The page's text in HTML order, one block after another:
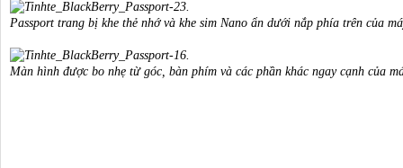
Passport trang bị khe thẻ nhớ và khe sim Nano ẩn dưới nắp phía trên của
Màn hình được bo nhẹ từ góc, bàn phím và các phần khác ngay cạnh của